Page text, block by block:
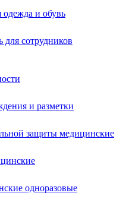
одежда и обувь
сотрудников
и разметки
защиты медицинские
одноразовые